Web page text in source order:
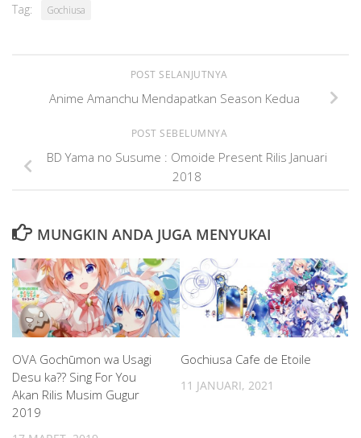
Tag: Gochiusa
POST SELANJUTNYA
Anime Amanchu Mendapatkan Season Kedua
POST SEBELUMNYA
BD Yama no Susume : Omoide Present Rilis Januari
2018
MUNGKIN ANDA JUGA MENYUKAI
OVA Gochūmon wa Usagi
Desu ka?? Sing For You
Akan Rilis Musim Gugur
2019
Gochiusa Cafe de Etoile
11 JANUARI, 2021